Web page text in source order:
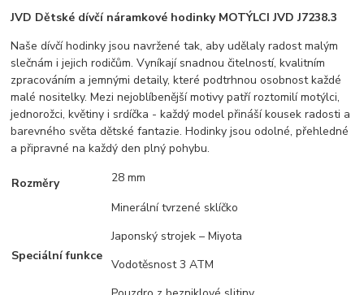
JVD Dětské dívčí náramkové hodinky MOTÝLCI JVD J7238.3
Naše dívčí hodinky jsou navržené tak, aby udělaly radost malým
slečnám i jejich rodičům. Vyníkají snadnou čitelností, kvalitním
zpracováním a jemnými detaily, které podtrhnou osobnost každé
malé nositelky. Mezi nejoblíbenější motivy patří roztomilí motýlci,
jednorožci, květiny i srdíčka - každý model přináší kousek radosti a
barevného světa dětské fantazie. Hodinky jsou odolné, přehledné
a připravné na každý den plný pohybu.
Rozměry 28 mm
Speciální funkce
Minerální tvrzené sklíčko
Japonský strojek – Miyota
Vodotěsnost 3 ATM